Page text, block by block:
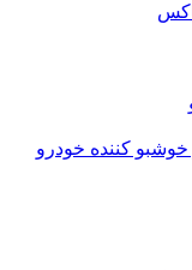
کننده خودرو